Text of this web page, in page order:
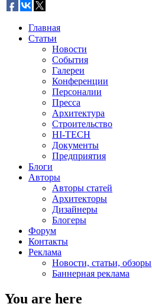
Главная
Статьи
Новости
События
Галереи
Конференции
Персоналии
Пресса
Архитектура
Строительство
HI-TECH
Документы
Предприятия
Блоги
Авторы
Авторы статей
Архитекторы
Дизайнеры
Блогеры
Форум
Контакты
Реклама
Новости, статьи, обзоры
Баннерная реклама
You are here